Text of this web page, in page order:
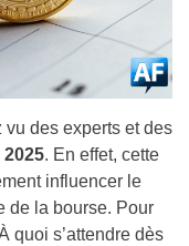
vu des experts et des
. En effet, cette
influencer le
de la bourse. Pour
quoi s’attendre dès